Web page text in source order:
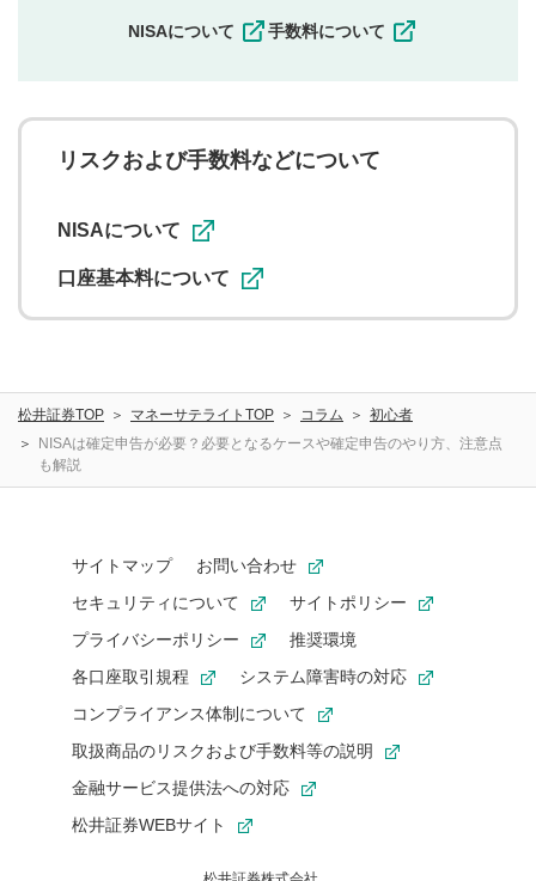
NISAについて 手数料について
リスクおよび手数料などについて
NISAについて
口座基本料について
松井証券TOP マネーサテライトTOP コラム
初心者
NISAは確定申告が必要？必要となるケースや確定申告のやり方、注意点
も解説
サイトマップ
お問い合わせ
セキュリティについて
サイトポリシー
プライバシーポリシー
推奨環境
各口座取引規程
システム障害時の対応
コンプライアンス体制について
取扱商品のリスクおよび手数料等の説明
金融サービス提供法への対応
松井証券WEBサイト